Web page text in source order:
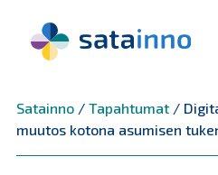
Satainno/ Tapahtumat/
muutos kotona asumisen